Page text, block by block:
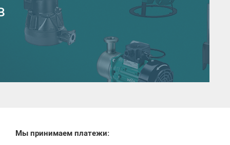
Мы принимаем платежи: